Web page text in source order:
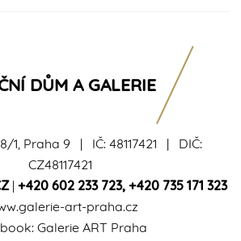
1, Praha 9 | IČ: 48117421 | DIČ:
CZ48117421
| +420 602 233 723, +420 735 171 323
art-praha.cz
Galerie ART Praha
DŮM A GALERIE